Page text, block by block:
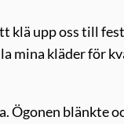
klä upp oss till
mina kläder för
Ögonen blänkte